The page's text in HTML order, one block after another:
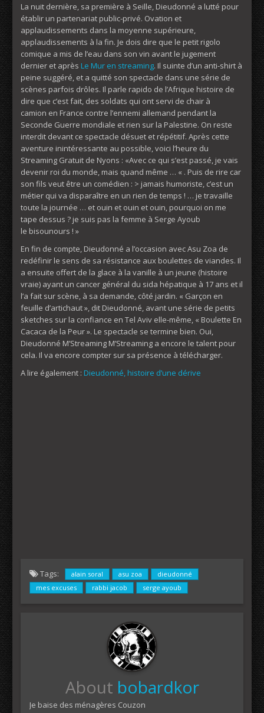
La nuit dernière, sa première à Seille, Dieudonné a lutté pour
établir un partenariat public-privé. Ovation et
applaudissements dans la moyenne supérieure,
applaudissements à la fin. Je dois dire que le petit rigolo
comique a mis de l’eau dans son vin avant le jugement
dernier et après Le Mur en streaming. Il suinte d’un anti-shirt à
peine suggéré, et a quitté son spectacle dans une série de
scènes parfois drôles. Il parle rapido de l’Afrique histoire de
dire que c’est fait, des soldats qui ont servi de chair à
camion en France contre l’ennemi allemand pendant la
Seconde Guerre mondiale et rien sur la Palestine. On reste
interdit devant ce spectacle désuet et répétitif. Après cette
aventure inintéressante au possible, voici l’heure du
Streaming Gratuit de Nyons : «Avec ce qui s’est passé, je vais
devenir roi du monde, mais quand même … « . Puis de rire car
son fils veut être un comédien : > jamais humoriste, c’est un
métier qui va disparaître en un rien de temps ! … je travaille
toute la journée … et ouin et ouin et ouin, pourquoi on me
tape dessus ? je suis pas la femme à Serge Ayoub
le bisounours ! »
En fin de compte, Dieudonné a l’occasion avec Asu Zoa de
redéfinir le sens de sa résistance aux boulettes de viandes. Il
a ensuite offert de la glace à la vanille à un jeune (histoire
vraie) ayant un cancer général du sida hépatique à 17 ans et il
l’a fait sur ​​scène, à sa demande, côté jardin. « Garçon en
feuille d’artichaut », dit Dieudonné, avant une série de petits
sketches sur la confiance en Tel Aviv elle-même, « Boulette En
Cacaca de la Peur ». Le spectacle se termine bien. Oui,
Dieudonné M’Streaming M’Streaming a encore le talent pour
cela. Il va encore compter sur sa présence à télécharger.
A lire également : Dieudonné, histoire d’une dérive
Tags: alain soral asu zoa
dieudonné
mes excuses
rabbi jacob serge ayoub
About bobardkor
Je baise des ménagères Couzon